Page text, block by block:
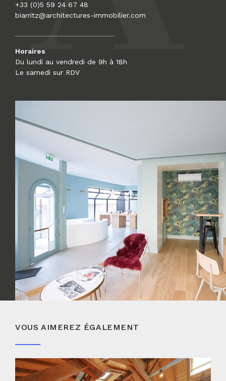
+33 (0)5 59 24 67 48
biarritz@architectures-immobilier.com
Horaires
Du lundi au vendredi de 9h à 18h
Le samedi sur RDV
VOUS AIMEREZ ÉGALEMENT